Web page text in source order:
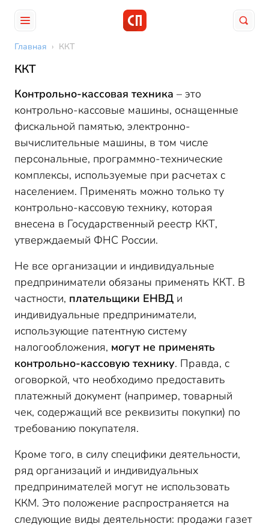
Главная › ККТ
ККТ
Контрольно-кассовая техника – это
контрольно-кассовые машины, оснащенные
фискальной памятью, электронно-
вычислительные машины, в том числе
персональные, программно-технические
комплексы, используемые при расчетах с
населением. Применять можно только ту
контрольно-кассовую технику, которая
внесена в Государственный реестр ККТ,
утверждаемый ФНС России.
Не все организации и индивидуальные
предприниматели обязаны применять ККТ. В
частности, плательщики ЕНВД и
индивидуальные предприниматели,
использующие патентную систему
налогообложения, могут не применять
контрольно-кассовую технику. Правда, с
оговоркой, что необходимо предоставить
платежный документ (например, товарный
чек, содержащий все реквизиты покупки) по
требованию покупателя.
Кроме того, в силу специфики деятельности,
ряд организаций и индивидуальных
предпринимателей могут не использовать
ККМ. Это положение распространяется на
следующие виды деятельности: продажи газет